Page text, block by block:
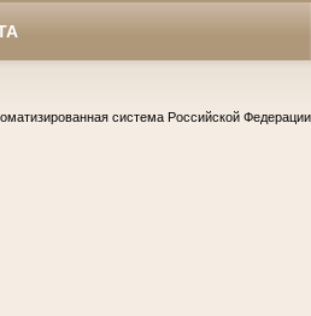
система Российской